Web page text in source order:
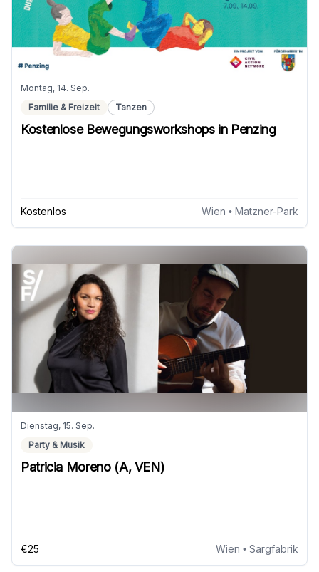
Montag, 14. Sep.
Familie & Freizeit
Tanzen
Kostenlose Bewegungsworkshops in Penzing
Kostenlos Wien • Matzner-Park
Dienstag, 15. Sep.
Party & Musik
Patricia Moreno (A, VEN)
€25 Wien • Sargfabrik